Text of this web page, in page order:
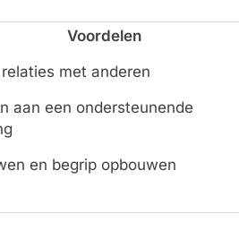
Voordelen
met anderen
aan een ondersteunende
en begrip opbouwen